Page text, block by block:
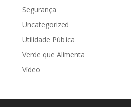
Segurança
Uncategorized
Utilidade Pública
Verde que Alimenta
Vídeo